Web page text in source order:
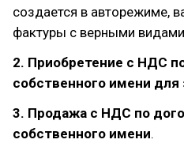
создается в авторежиме,
фактуры с верными
2. Приобретение с НДС
собственного имени для
3. Продажа с НДС по
собственного имени.